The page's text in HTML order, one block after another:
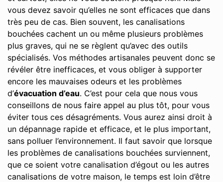
vous devez savoir qu’elles ne sont efficaces que dans
très peu de cas. Bien souvent, les canalisations
bouchées cachent un ou même plusieurs problèmes
plus graves, qui ne se règlent qu’avec des outils
spécialisés. Vos méthodes artisanales peuvent donc se
révéler être inefficaces, et vous obliger à supporter
encore les mauvaises odeurs et les problèmes
d’évacuation d’eau. C’est pour cela que nous vous
conseillons de nous faire appel au plus tôt, pour vous
éviter tous ces désagréments. Vous aurez ainsi droit à
un dépannage rapide et efficace, et le plus important,
sans polluer l’environnement. Il faut savoir que lorsque
les problèmes de canalisations bouchées surviennent,
que ce soient votre canalisation d’égout ou les autres
canalisations de votre maison, le temps est loin d’être